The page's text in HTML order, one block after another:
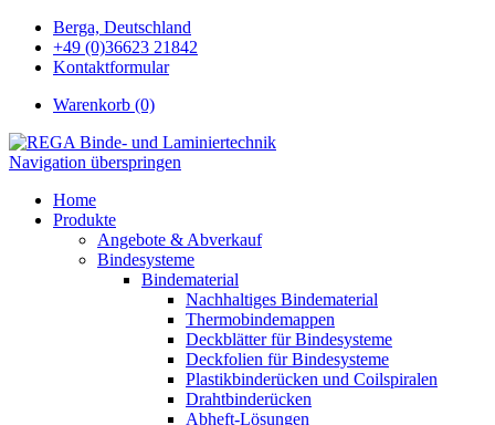
Berga, Deutschland
+49 (0)36623 21842
Kontaktformular
Warenkorb (0)
Navigation überspringen
Home
Produkte
Angebote & Abverkauf
Bindesysteme
Bindematerial
Nachhaltiges Bindematerial
Thermobindemappen
Deckblätter für Bindesysteme
Deckfolien für Bindesysteme
Plastikbinderücken und Coilspiralen
Drahtbinderücken
Abheft-Lösungen